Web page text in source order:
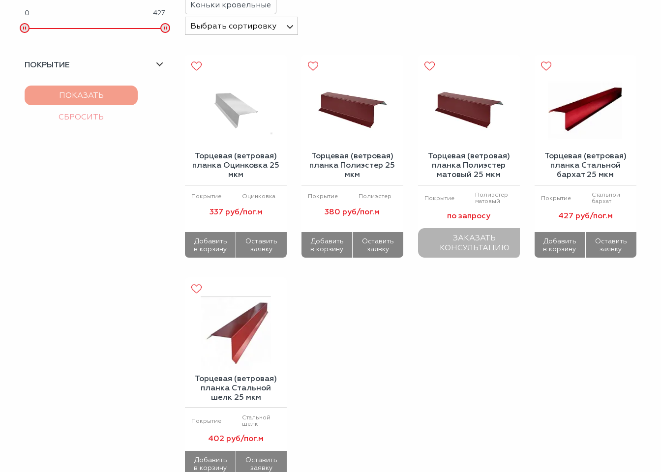
Металлоизделия
Проектирование вентилируемых фасадов
0 427
ПОКРЫТИЕ
Коньки кровельные
Выбрать сортировку
Торцевая (ветровая)
планка Оцинковка 25
мкм
Покрытие Оцинковка
337 руб/пог.м
Добавить
в корзину
Оставить
заявку
Торцевая (ветровая)
планка Полиэстер 25
мкм
Покрытие Полиэстер
380 руб/пог.м
Добавить
в корзину
Оставить
заявку
Торцевая (ветровая)
планка Полиэстер
матовый 25 мкм
Покрытие
Полиэстер
матовый
по запросу
ЗАКАЗАТЬ
КОНСУЛЬТАЦИЮ
Торцевая (ветровая)
планка Стальной
бархат 25 мкм
Покрытие
Стальной
бархат
427 руб/пог.м
Добавить
в корзину
Оставить
заявку
Торцевая (ветровая)
планка Стальной
шелк 25 мкм
Покрытие
Стальной
шелк
402 руб/пог.м
Добавить
в корзину
Оставить
заявку